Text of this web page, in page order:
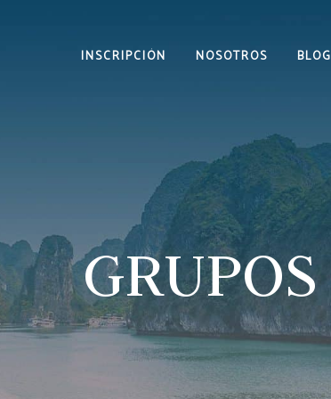
INSCRIPCIÓN NOSOTROS BLOG
GRUPOS